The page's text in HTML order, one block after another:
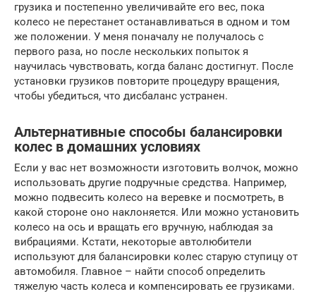
грузика и постепенно увеличивайте его вес, пока
колесо не перестанет останавливаться в одном и том
же положении. У меня поначалу не получалось с
первого раза, но после нескольких попыток я
научилась чувствовать, когда баланс достигнут. После
установки грузиков повторите процедуру вращения,
чтобы убедиться, что дисбаланс устранен.
Альтернативные способы балансировки
колес в домашних условиях
Если у вас нет возможности изготовить волчок, можно
использовать другие подручные средства. Например,
можно подвесить колесо на веревке и посмотреть, в
какой стороне оно наклоняется. Или можно установить
колесо на ось и вращать его вручную, наблюдая за
вибрациями. Кстати, некоторые автолюбители
используют для балансировки колес старую ступицу от
автомобиля. Главное – найти способ определить
тяжелую часть колеса и компенсировать ее грузиками.